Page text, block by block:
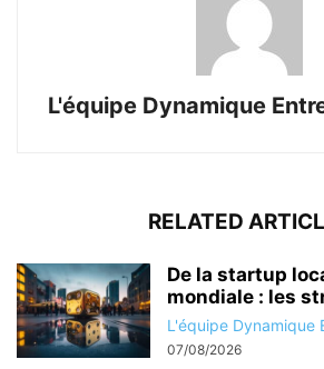
L'équipe Dynamique
RELATED
De la startup
mondiale : les
L'équipe Dynamique
07/08/2026